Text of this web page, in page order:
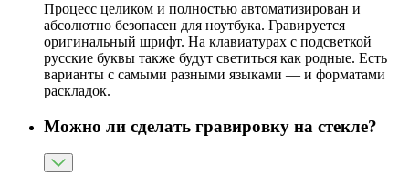
Процесс целиком и полностью автоматизирован и
абсолютно безопасен для ноутбука. Гравируется
оригинальный шрифт. На клавиатурах с подсветкой
русские буквы также будут светиться как родные. Есть
варианты с самыми разными языками — и форматами
раскладок.
Можно ли сделать гравировку на стекле?